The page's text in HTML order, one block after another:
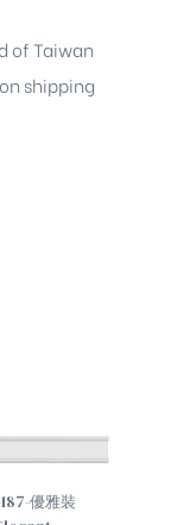
of Taiwan
shipping
優雅裝